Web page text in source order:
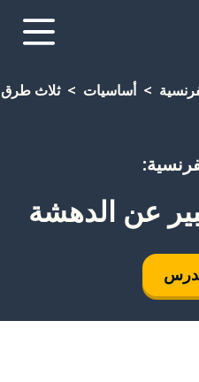
أساسيات ثلاث طرق
عن الدهشة